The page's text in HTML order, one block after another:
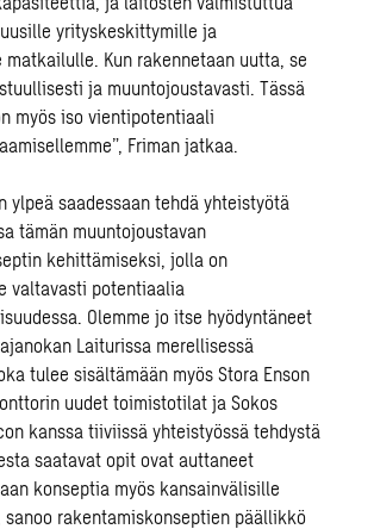
yrityskeskittymille ja
matkailulle. Kun rakennetaan uutta, se
ja muuntojoustavasti. Tässä
myös iso vientipotentiaali
Friman jatkaa.
ylpeä saadessaan tehdä yhteistyötä
tämän muuntojoustavan
kehittämiseksi, jolla on
valtavasti potentiaalia
Olemme jo itse hyödyntäneet
Laiturissa merellisessä
tulee sisältämään myös Stora Enson
uudet toimistotilat ja Sokos
kanssa tiiviissä yhteistyössä tehdystä
saatavat opit ovat auttaneet
konseptia myös kansainvälisille
sanoo rakentamiskonseptien päällikkö